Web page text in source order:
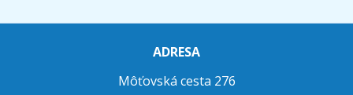
ADRESA
Môťovská cesta 276